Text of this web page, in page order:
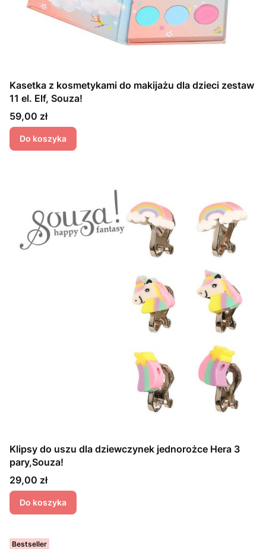
Kasetka z kosmetykami do makijażu dla dzieci zestaw
11 el. Elf, Souza!
Cena
59,00 zł
Do koszyka
Klipsy do uszu dla dziewczynek jednorożce Hera 3
pary,Souza!
Cena
29,00 zł
Do koszyka
Bestseller